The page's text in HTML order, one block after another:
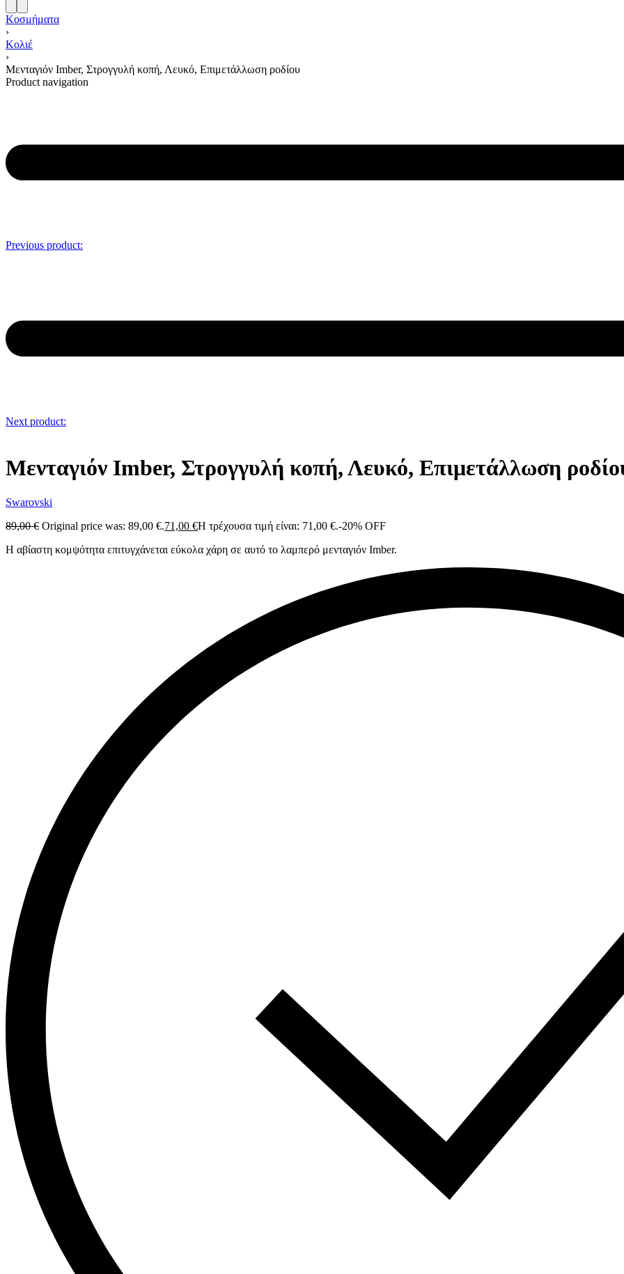
Κοσμήματα
›
Κολιέ
›
Μενταγιόν Imber, Στρογγυλή κοπή, Λευκό, Επιμετάλλωση ροδίου
Product navigation
Previous product:
Next product:
Μενταγιόν Imber, Στρογγυλή κοπή, Λευκό, Επιμετάλλωση
Swarovski
89,00€ Original price was: 89,00 €.71,00 €Η τρέχουσα τιμή είναι: 71,00 €.-20% OFF
Η αβίαστη κομψότητα επιτυγχάνεται εύκολα χάρη σε αυτό το λαμπερό μενταγιόν Imber.